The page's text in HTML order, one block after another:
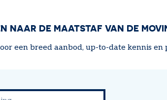
NAAR DE MAATSTAF VAN DE
een breed aanbod, up-to-date kennis